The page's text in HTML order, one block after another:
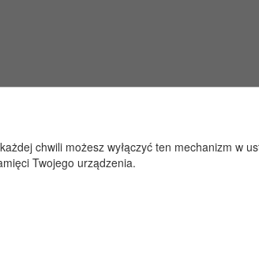
chwili możesz wyłączyć ten mechanizm w
Twojego urządzenia.